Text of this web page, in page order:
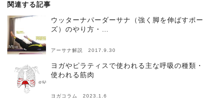
関連する記事
ウッターナパーダーサナ（強く脚を伸ばすポー
ズ）のやり方・…
アーサナ解説 2017.9.30
ヨガやピラティスで使われる主な呼吸の種類・
使われる筋肉
ヨガコラム 2023.1.6